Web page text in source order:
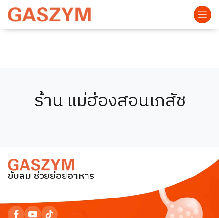
ร้าน แม่ฮ่องสอนเภสัช
ขับลม ช่วยย่อยอาหาร